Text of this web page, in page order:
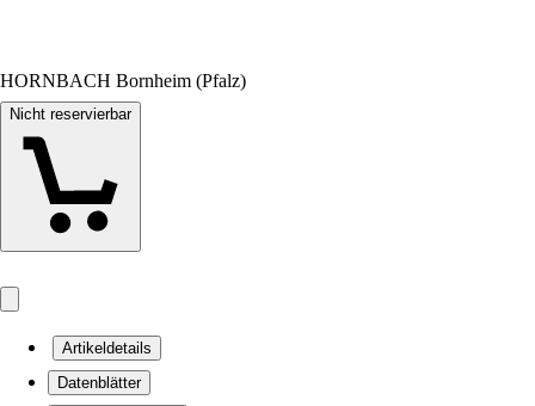
HORNBACH Bornheim (Pfalz)
Nicht reservierbar
Artikeldetails
Datenblätter